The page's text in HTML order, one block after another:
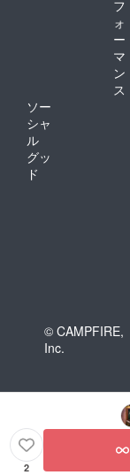
フ
ォ
ー
マ
ン
ス
ソー
シャ
ル
グッ
ド
© CAMPFIRE,
Inc.
2